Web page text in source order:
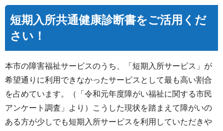
短期入所共通健康診断書をご活用くだ
さい！
本市の障害福祉サービスのうち、「短期入所サービス」が
希望通りに利用できなかったサービスとして最も高い割合
を占めています。（「令和元年度障がい福祉に関する市民
アンケート調査」より）こうした現状を踏まえて障がいの
ある方が少しでも短期入所サービスを利用していただきや